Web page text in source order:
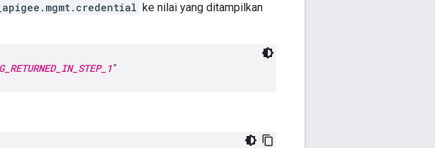
ke nilai yang ditampilkan
"